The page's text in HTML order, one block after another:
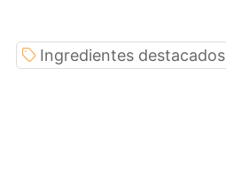
Ingredientes destacados